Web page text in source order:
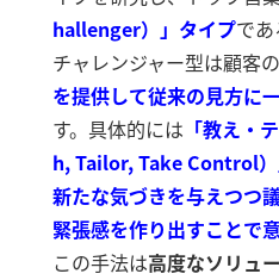
hallenger）」タイプで
チャレンジャー型は顧客
を提供して従来の見方に
す。具体的には 「教え・
h, Tailor, Take Control）
新たな気づきを与えつつ
緊張感を作り出すことで
この手法は高度なソリュ